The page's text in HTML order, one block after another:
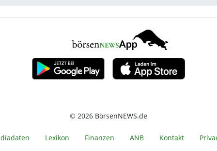
© 2026 BörsenNEWS.de
Lexikon Finanzen ANB Kontakt